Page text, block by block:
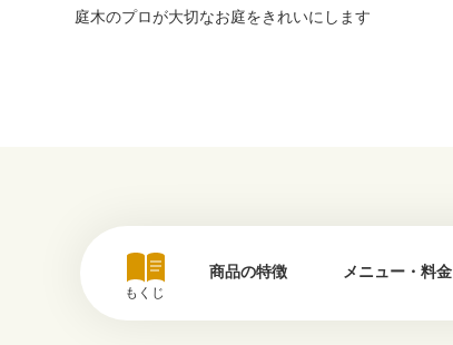
庭木のプロが大切なお庭をきれいにします
もくじ
商品の特徴 メニュー・料金